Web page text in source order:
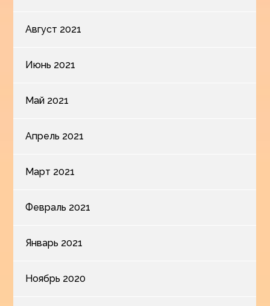
Август 2021
Июнь 2021
Май 2021
Апрель 2021
Март 2021
Февраль 2021
Январь 2021
Ноябрь 2020